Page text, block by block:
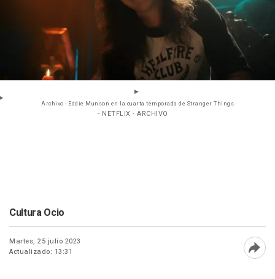
Archivo - Eddie Munson en la cuarta temporada de Stranger Things
- NETFLIX - ARCHIVO
Cultura Ocio
Martes, 25 julio 2023
Actualizado: 13:31